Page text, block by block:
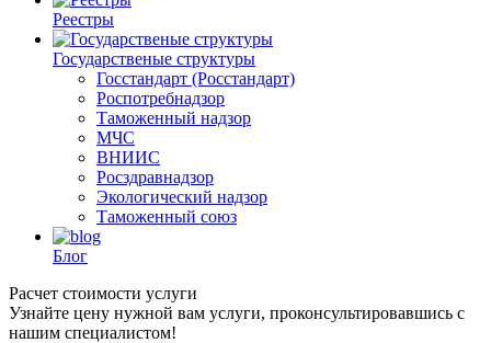
Реестры
Государственые структуры
Госстандарт (Росстандарт)
Роспотребнадзор
Таможенный надзор
МЧС
ВНИИС
Росздравнадзор
Экологический надзор
Таможенный союз
Блог
Расчет стоимости услуги
Узнайте цену нужной вам услуги, проконсультировавшись с
нашим специалистом!